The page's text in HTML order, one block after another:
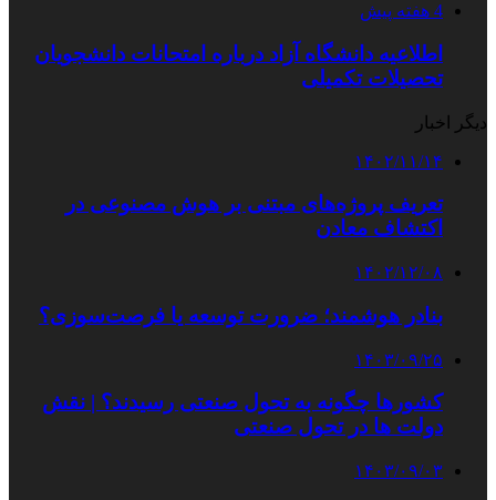
4 هفته پیش
اطلاعیه دانشگاه آزاد درباره امتحانات دانشجویان
تحصیلات تکمیلی
دیگر اخبار
۱۴۰۲/۱۱/۱۴
تعریف پروژه‌های مبتنی بر هوش مصنوعی در
اکتشاف معادن
۱۴۰۲/۱۲/۰۸
بنادر هوشمند؛ ضرورت توسعه یا فرصت‌سوزی؟
۱۴۰۳/۰۹/۲۵
کشورها چگونه به تحول صنعتی رسیدند؟ | نقش
دولت‌ ها در تحول صنعتی
۱۴۰۳/۰۹/۰۳